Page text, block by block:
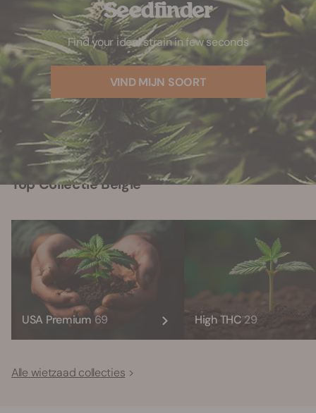
Seedfinder
Find your ideal strain in few seconds
VIND MIJN SOORT
Top Collectie België
Alle wietzaad collecties
USA Premium 69 High THC29